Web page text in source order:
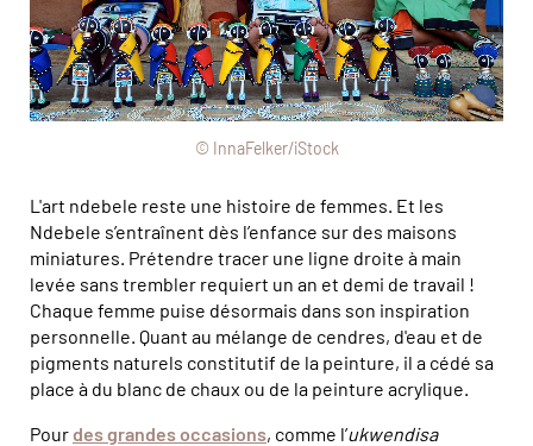
© InnaFelker/iStock
L'art ndebele reste une histoire de femmes. Et les
Ndebele s’entraînent dès l’enfance sur des maisons
miniatures. Prétendre tracer une ligne droite à main
levée sans trembler requiert un an et demi de travail !
Chaque femme puise désormais dans son inspiration
personnelle. Quant au mélange de cendres, d'eau et de
pigments naturels constitutif de la peinture, il a cédé sa
place à du blanc de chaux ou de la peinture acrylique.
Pourdes grandes occasions, comme l’ukwendisa